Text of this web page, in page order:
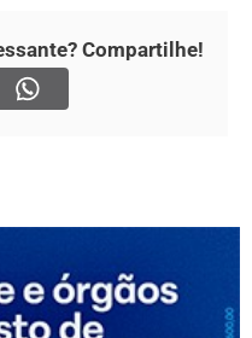
Compartilhe!